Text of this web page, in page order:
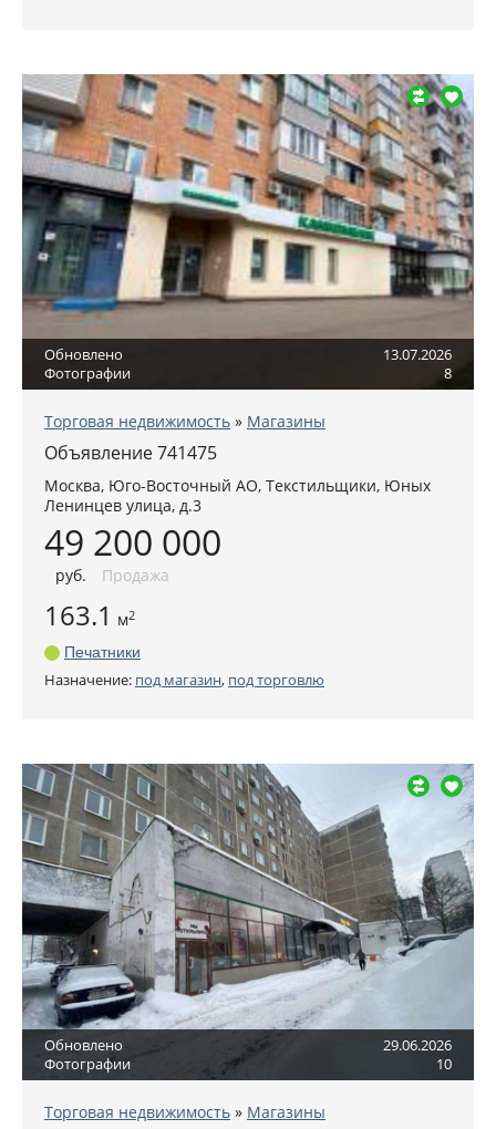
Обновлено
13.07.2026
Фотографии
8
Торговая недвижимость » Магазины
Объявление 741475
Москва, Юго-Восточный АО, Текстильщики, Юных
Ленинцев улица, д.3
49 200 000
руб. Продажа
163.1 м2
Печатники
Назначение: под магазин, под торговлю
Обновлено
29.06.2026
Фотографии
10
Торговая недвижимость » Магазины